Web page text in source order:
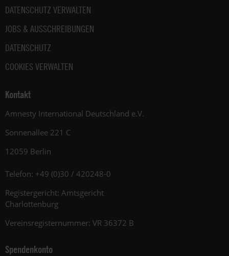
DATENSCHUTZ VERWALTEN
JOBS & AUSSCHREIBUNGEN
DATENSCHUTZ
COOKIES VERWALTEN
Kontakt
Amnesty International Deutschland e.V.
Sonnenallee 221 C
12059 Berlin
Telefon: +49 (0)30 / 420248-0
Registergericht: Amtsgericht
Charlottenburg
Vereinsregisternummer: VR 36372 B
Spendenkonto